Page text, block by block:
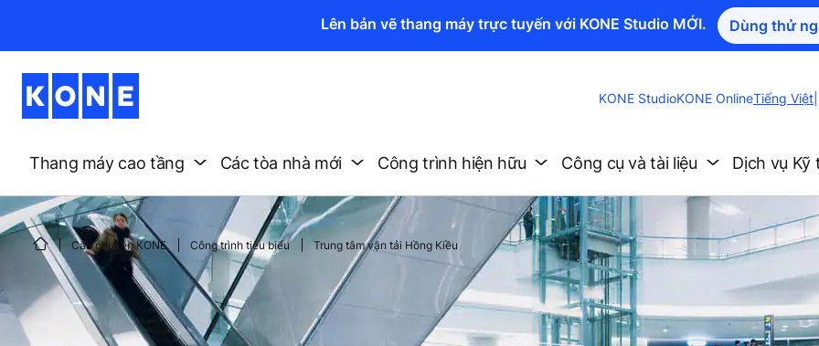
Lên bản vẽ thang máy trực tuyến với KONE Studio MỚI. Dùng thử
KONE StudioKONE OnlineChange
Tiếng Việt
Thang máy cao tầng Các tòa nhà mới Công trình hiện hữu Công cụ và tài liệu Dịch vụ Kỹ
Câu chuyện KONE Công trình tiêu biểu Trung tâm vận tải Hồng Kiều